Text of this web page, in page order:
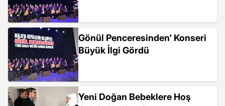
Gönül Penceresinden' Konseri
Büyük İlgi Gördü
Yeni Doğan Bebeklere Hoş